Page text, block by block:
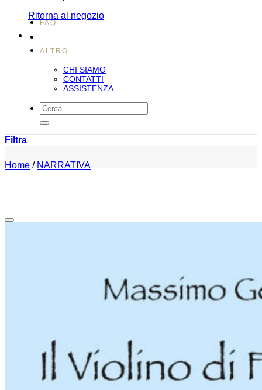
Ritorna al negozio
FAQ
ALTRO
CHI SIAMO
CONTATTI
ASSISTENZA
Cerca:
Filtra
Home / NARRATIVA